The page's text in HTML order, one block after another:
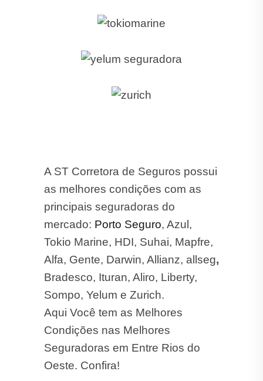
A ST Corretora de Seguros possui
as melhores condições com as
principais seguradoras do
mercado: Porto Seguro, Azul,
Tokio Marine, HDI, Suhai, Mapfre,
Alfa, Gente, Darwin, Allianz, allseg,
Bradesco, Ituran, Aliro, Liberty,
Sompo, Yelum e Zurich.
Aqui Você tem as Melhores
Condições nas Melhores
Seguradoras em Entre Rios do
Oeste. Confira!